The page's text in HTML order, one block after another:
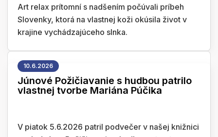
Art relax prítomní s nadšením počúvali príbeh
Slovenky, ktorá na vlastnej koži okúsila život v
krajine vychádzajúceho slnka.
10.6.2026
Júnové Požičiavanie s hudbou patrilo
vlastnej tvorbe Mariána Púčika
V piatok 5.6.2026 patril podvečer v našej knižnici